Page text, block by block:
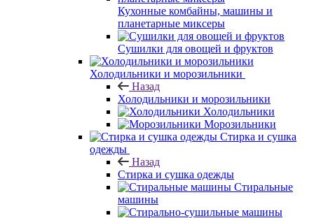
Кухонные комбайны, машины и
планетарные миксеры
Сушилки для овощей и фруктов
Холодильники и морозильники
Назад
Холодильники и морозильники
Холодильники
Морозильники
Стирка и сушка
одежды
Назад
Стирка и сушка одежды
Стиральные
машины